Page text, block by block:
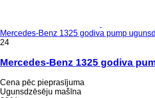
Mercedes-Benz 1325 godiva pump
24
Mercedes-Benz 1325 godiva
Cena pēc pieprasījuma
Ugunsdzēsēju mašīna